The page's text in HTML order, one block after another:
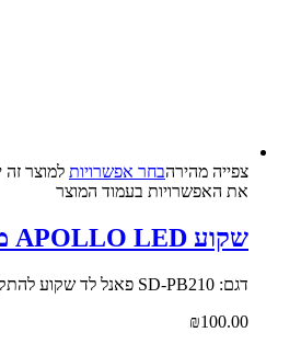
צפייה‬ ‫מהירה‬בחר אפשרויות למוצר זה
את האפשרויות בעמוד המוצר
שקוע APOLLO LED מרובע לתקרת גבס
דגם: SD-PB210 פאנל לד שקוע להתקנה קלה
₪100.00